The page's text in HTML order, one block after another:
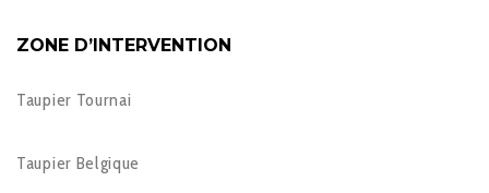
ZONE D’INTERVENTION
Taupier Tournai
Taupier Belgique